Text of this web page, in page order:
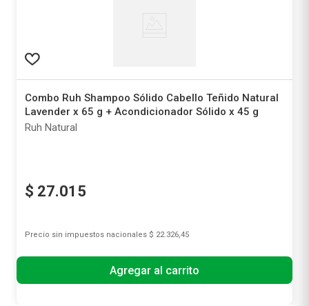
Combo Ruh Shampoo Sólido Cabello Teñido Natural
Lavender x 65 g + Acondicionador Sólido x 45 g
Ruh Natural
$ 27.015
Precio sin impuestos nacionales $ 22.326,45
Agregar al carrito